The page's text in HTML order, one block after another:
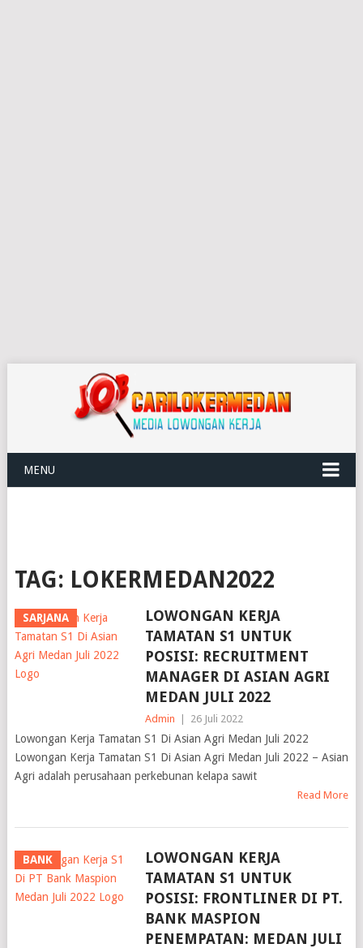
MENU
TAG: LOKERMEDAN2022
SARJANA
LOWONGAN KERJA
TAMATAN S1 UNTUK
POSISI: RECRUITMENT
MANAGER DI ASIAN AGRI
MEDAN JULI 2022
Admin 26 Juli 2022
Lowongan Kerja Tamatan S1 Di Asian Agri Medan Juli 2022
Lowongan Kerja Tamatan S1 Di Asian Agri Medan Juli 2022 – Asian
Agri adalah perusahaan perkebunan kelapa sawit
Read More
BANK
LOWONGAN KERJA
TAMATAN S1 UNTUK
POSISI: FRONTLINER DI PT.
BANK MASPION
PENEMPATAN: MEDAN JULI